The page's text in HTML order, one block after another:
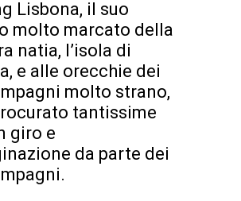
Lisbona, il suo
molto marcato della
natia, l’isola di
e alle orecchie dei
molto strano,
tantissime
giro e
da parte dei